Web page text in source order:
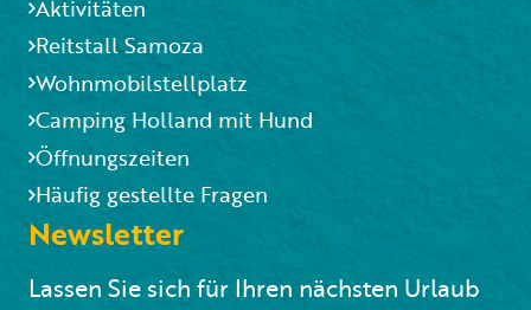
Aktivitäten
Reitstall Samoza
Wohnmobilstellplatz
Camping Holland mit Hund
Öffnungszeiten
Häufig gestellte Fragen
Newsletter
Lassen Sie sich für Ihren nächsten Urlaub